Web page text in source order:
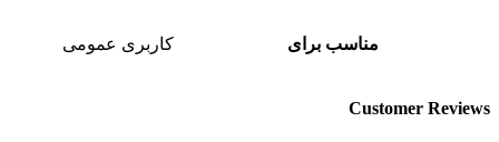
مناسب برای کاربری عمومی
Customer Reviews